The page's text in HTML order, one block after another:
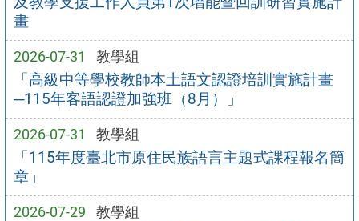
畫
2026-07-31 教學組
「高級中等學校教師本土語文認證培訓實施計畫
─115年客語認證加強班（8月）」
2026-07-31 教學組
「115年度臺北市原住民族語言主題式課程報名簡
章」
2026-07-29 教學組